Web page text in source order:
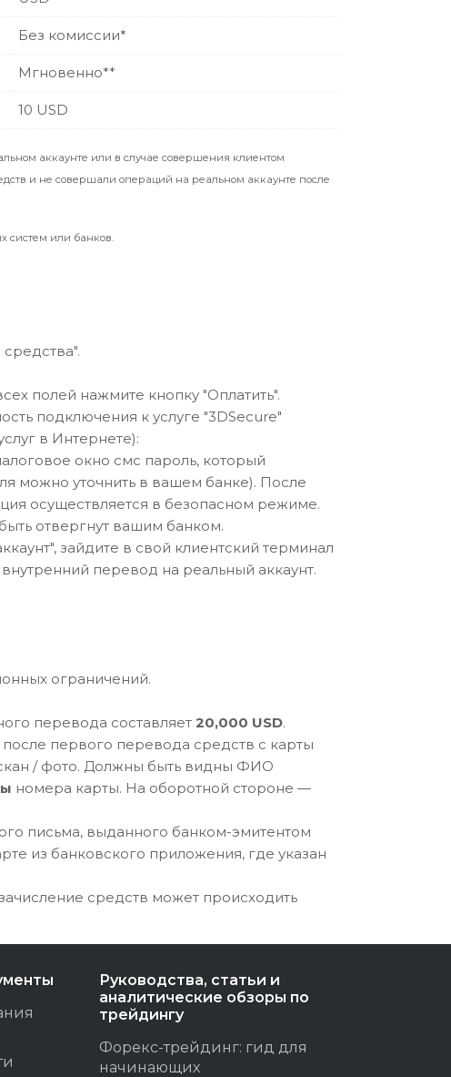
Без комиссии*
Мгновенно**
10 USD
аккаунте или в случае совершения клиентом
и не совершали операций на реальном аккаунте после
систем или банков.
полей нажмите кнопку "Оплатить".
подключения к услуге "3DSecure"
в Интернете):
окно смс пароль, который
можно уточнить в вашем банке). После
осуществляется в безопасном режиме.
отвергнут вашим банком.
зайдите в свой клиентский терминал
перевод на реальный аккаунт.
ограничений.
перевода составляет 20,000 USD.
первого перевода средств с карты
/ фото. Должны быть видны ФИО
номера карты. На оборотной стороне —
письма, выданного банком-эмитентом
из банковского приложения, где указан
средств может происходить
Руководства, статьи и
аналитические обзоры по
трейдингу
Форекс-трейдинг: гид для
начинающих